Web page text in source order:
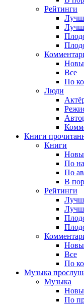
Рейтинги
Все
По
Люди
Книги
Книги
По
По
В
Рейтинги
Все
По
Музыка
Музыка
По